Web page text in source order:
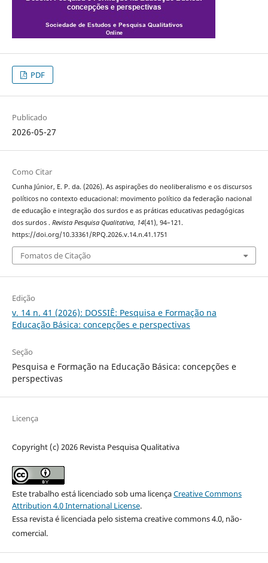
PDF
Publicado
2026-05-27
Como Citar
Cunha Júnior, E. P. da. (2026). As aspirações do neoliberalismo e os discursos
políticos no contexto educacional: movimento político da federação nacional
de educação e integração dos surdos e as práticas educativas pedagógicas
dos surdos . Revista Pesquisa Qualitativa, 14(41), 94–121.
https://doi.org/10.33361/RPQ.2026.v.14.n.41.1751
Fomatos de Citação
Edição
v. 14 n. 41 (2026): DOSSIÊ: Pesquisa e Formação na
Educação Básica: concepções e perspectivas
Seção
Pesquisa e Formação na Educação Básica: concepções e
perspectivas
Licença
Copyright (c) 2026 Revista Pesquisa Qualitativa
Este trabalho está licenciado sob uma licençaCreative Commons
Attribution 4.0 International License.
Essa revista é licenciada pelo sistema creative commons 4.0, não-
comercial.